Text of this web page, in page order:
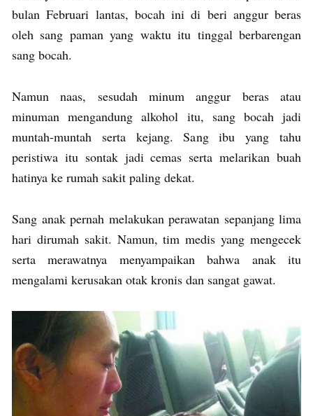
bulan Februari lantas, bocah ini di beri anggur beras
oleh sang paman yang waktu itu tinggal berbarengan
sang bocah.
Namun naas, sesudah minum anggur beras atau
minuman mengandung alkohol itu, sang bocah jadi
muntah-muntah serta kejang. Sang ibu yang tahu
peristiwa itu sontak jadi cemas serta melarikan buah
hatinya ke rumah sakit paling dekat.
Sang anak pernah melakukan perawatan sepanjang lima
hari dirumah sakit. Namun, tim medis yang mengecek
serta merawatnya menyampaikan bahwa anak itu
mengalami kerusakan otak kronis dan sangat gawat.